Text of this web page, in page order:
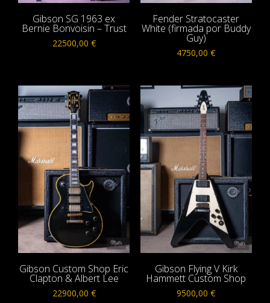
Gibson SG 1963 ex
Bernie Bonvoisin – Trust
22500,00 €
Fender Stratocaster
White (firmada por Buddy
Guy)
4750,00€
Gibson Custom Shop Eric
Clapton & Albert Lee
22900,00 €
Gibson Flying V Kirk
Hammett Custom Shop
9500,00€